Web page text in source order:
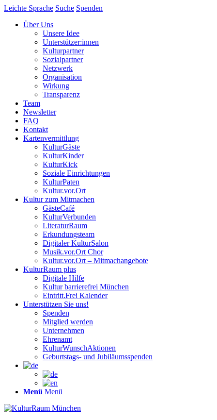
Leichte Sprache Suche Spenden
Über Uns
Unsere Idee
Unterstützer:innen
Kulturpartner
Sozialpartner
Netzwerk
Organisation
Wirkung
Transparenz
Team
Newsletter
FAQ
Kontakt
Kartenvermittlung
KulturGäste
KulturKinder
KulturKick
Soziale Einrichtungen
KulturPaten
Kultur.vor.Ort
Kultur zum Mitmachen
GästeCafé
KulturVerbunden
LiteraturRaum
Erkundungsteam
Digitaler KulturSalon
Musik.vor.Ort Chor
Kultur.vor.Ort – Mitmachangebote
KulturRaum plus
Digitale Hilfe
Kultur barrierefrei München
Eintritt.Frei Kalender
Unterstützen Sie uns!
Spenden
Mitglied werden
Unternehmen
Ehrenamt
KulturWunschAktionen
Geburtstags- und Jubiläumsspenden
Menü Menü